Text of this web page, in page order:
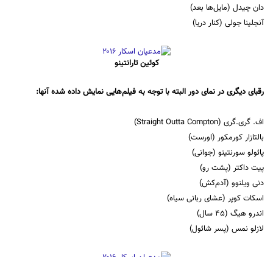
دان چیدل (مایل‌ها بعد)
آنجلینا جولی (کنار دریا)
کوئین تارانتینو
رقبای دیگری در نمای دور البته با توجه به فیلم‌هایی نمایش داده شده آنها:
اف. گری.گری (Straight Outta Compton)
بالتازار کورمکور (اورست)
پائولو سورنتینو (جوانی)
پیت داکتر (پشت رو)
دنی ویلنوو (آدم‌کش)
اسکات کوپر (عشای ربانی سیاه)
اندرو هیگ (45 سال)
لازلو نمس (پسر شائول)